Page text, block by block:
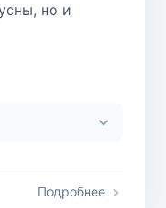
но и
Подробнее